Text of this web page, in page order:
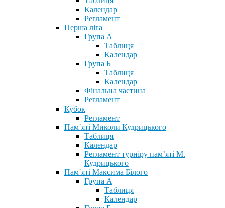
Календар
Регламент
Перша ліга
Група А
Таблиця
Календар
Група Б
Таблиця
Календар
Фінальна частина
Регламент
Кубок
Регламент
Пам`яті Миколи Кудрицького
Таблиця
Календар
Регламент турніру пам’яті М.
Кудрицького
Пам`яті Максима Білого
Група А
Таблиця
Календар